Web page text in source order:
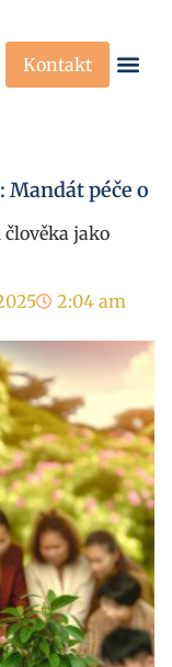
Kontakt
péče o
jako
2:04 am